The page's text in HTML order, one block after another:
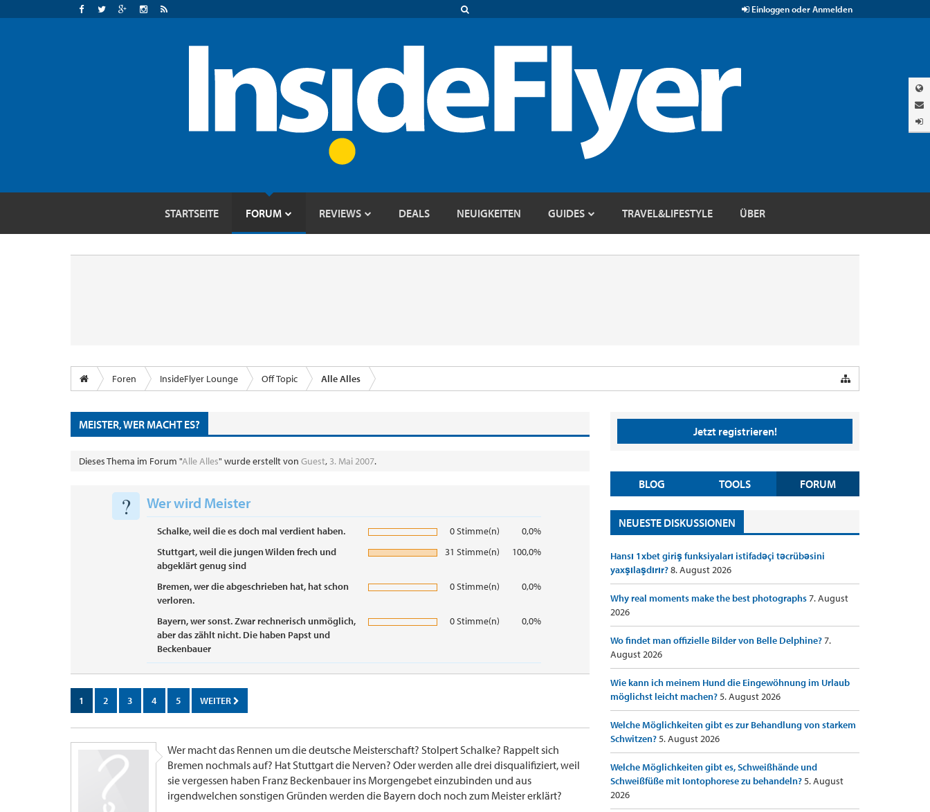
Einloggen oder Anmelden
STARTSEITE FORUM REVIEWS DEALS NEUIGKEITEN GUIDES TRAVEL&LIFESTYLE ÜBER
Foren InsideFlyer Lounge Off Topic Alle Alles
MEISTER, WER MACHT ES?
Dieses Thema im Forum "Alle Alles" wurde erstellt von Guest, 3. Mai 2007.
? Wer wird Meister
Schalke, weil die es doch mal verdient haben. 0 Stimme(n)
0,0%
Stuttgart, weil die jungen Wilden frech und
abgeklärt genug sind
31 Stimme(n) 100,0%
Bremen, wer die abgeschrieben hat, hat schon
verloren.
0 Stimme(n) 0,0%
Bayern, wer sonst. Zwar rechnerisch unmöglich,
aber das zählt nicht. Die haben Papst und
Beckenbauer
0 Stimme(n) 0,0%
1 2 3 4 5 WEITER
Wer macht das Rennen um die deutsche Meisterschaft? Stolpert Schalke? Rappelt sich
Bremen nochmals auf? Hat Stuttgart die Nerven? Oder werden alle drei disqualifiziert, weil
sie vergessen haben Franz Beckenbauer ins Morgengebet einzubinden und aus
irgendwelchen sonstigen Gründen werden die Bayern doch noch zum Meister erklärt?
Jetzt registrieren!
BLOG TOOLS FORUM
NEUESTE DISKUSSIONEN
Hansı 1xbet giriş funksiyaları istifadəçi təcrübəsini
yaxşılaşdırır?8. August 2026
Why real moments make the best photographs7. August
2026
Wo findet man offizielle Bilder von Belle Delphine?7.
August 2026
Wie kann ich meinem Hund die Eingewöhnung im Urlaub
möglichst leicht machen?5. August 2026
Welche Möglichkeiten gibt es zur Behandlung von starkem
Schwitzen?5. August 2026
Welche Möglichkeiten gibt es, Schweißhände und
Schweißfüße mit Iontophorese zu behandeln?5. August
2026